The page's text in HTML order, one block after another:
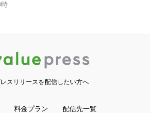
スリリースを配信したい方へ
料金プラン 配信先一覧